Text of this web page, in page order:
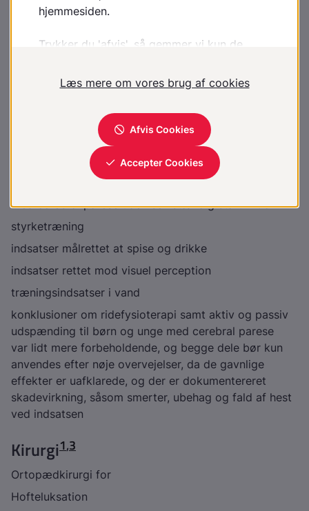
afhænger af fysioterapi for at opnå bedst mulig effekt
Ifølge den Nationale kliniske retningslinje for
generelt kun svag evidens for udvalgte tiltag
cerebral parese såsom:
systematisk målsætning i træning
intensive indsatser rettet mod håndfunktion
med cerebral parese uden selvstændig ståfunktion
styrketræning
indsatser målrettet at spise og drikke
indsatser rettet mod visuel perception
træningsindsatser i vand
konklusioner om ridefysioterapi samt aktiv og passiv
udspænding til børn og unge med cerebral parese
var lidt mere forbeholdende, og begge dele bør kun
anvendes efter nøje overvejelser, da de gavnlige
effekter er uafklarede, og der er dokumentereret
skadevirkning, såsom smerter, ubehag og fald af hest
ved indsatsen
Kirurgi1,3
Ortopædkirurgi for
Hofteluksation